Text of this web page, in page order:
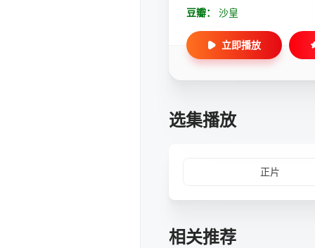
豆瓣：
沙皇
立即播放
选集播放
正片
相关推荐